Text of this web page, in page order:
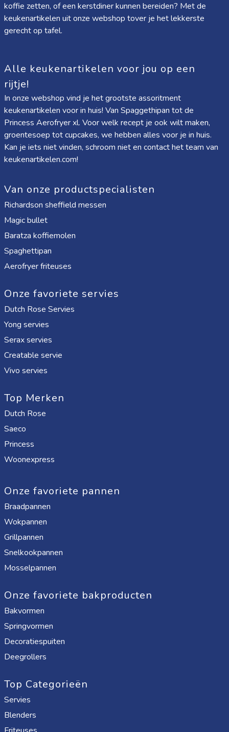
koffie zetten, of een kerstdiner kunnen bereiden? Met de
keukenartikelen uit onze webshop tover je het lekkerste
gerecht op tafel.
Alle keukenartikelen voor jou op een
rijtje!
In onze webshop vind je het grootste assoritment
keukenartikelen voor in huis! Van Spaggethipan tot de
Princess Aerofryer xl. Voor welk recept je ook wilt maken,
groentesoep tot cupcakes, we hebben alles voor je in huis.
Kan je iets niet vinden, schroom niet en contact het team van
keukenartikelen.com!
Van onze productspecialisten
Richardson sheffield messen
Magic bullet
Baratza koffiemolen
Spaghettipan
Aerofryer friteuses
Onze favoriete servies
Dutch Rose Servies
Yong servies
Serax servies
Creatable servie
Vivo servies
Top Merken
Dutch Rose
Saeco
Princess
Woonexpress
Onze favoriete pannen
Braadpannen
Wokpannen
Grillpannen
Snelkookpannen
Mosselpannen
Onze favoriete bakproducten
Bakvormen
Springvormen
Decoratiespuiten
Deegrollers
Top Categorieën
Servies
Blenders